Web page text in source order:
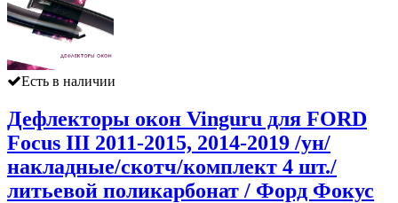
Есть в наличии
Дефлекторы окон Vinguru для FORD
Focus III 2011-2015, 2014-2019 /ун/
накладные/скотч/комплект 4 шт./
литьевой поликарбонат / Форд Фокус